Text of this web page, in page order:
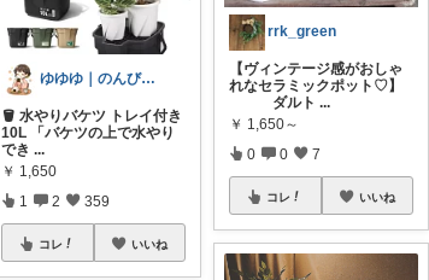
ゆゆゆ｜のんびり暮らしと外あそび
🪣 水やりバケツ トレイ付き
10L 「バケツの上で水やり
でき ...
￥ 1,650
1 2 359
コレ いいね
rrk_green
【ヴィンテージ感がおしゃ
れなセラミックポット♡】
ダルト ...
￥ 1,650～
0 0 7
コレ いいね